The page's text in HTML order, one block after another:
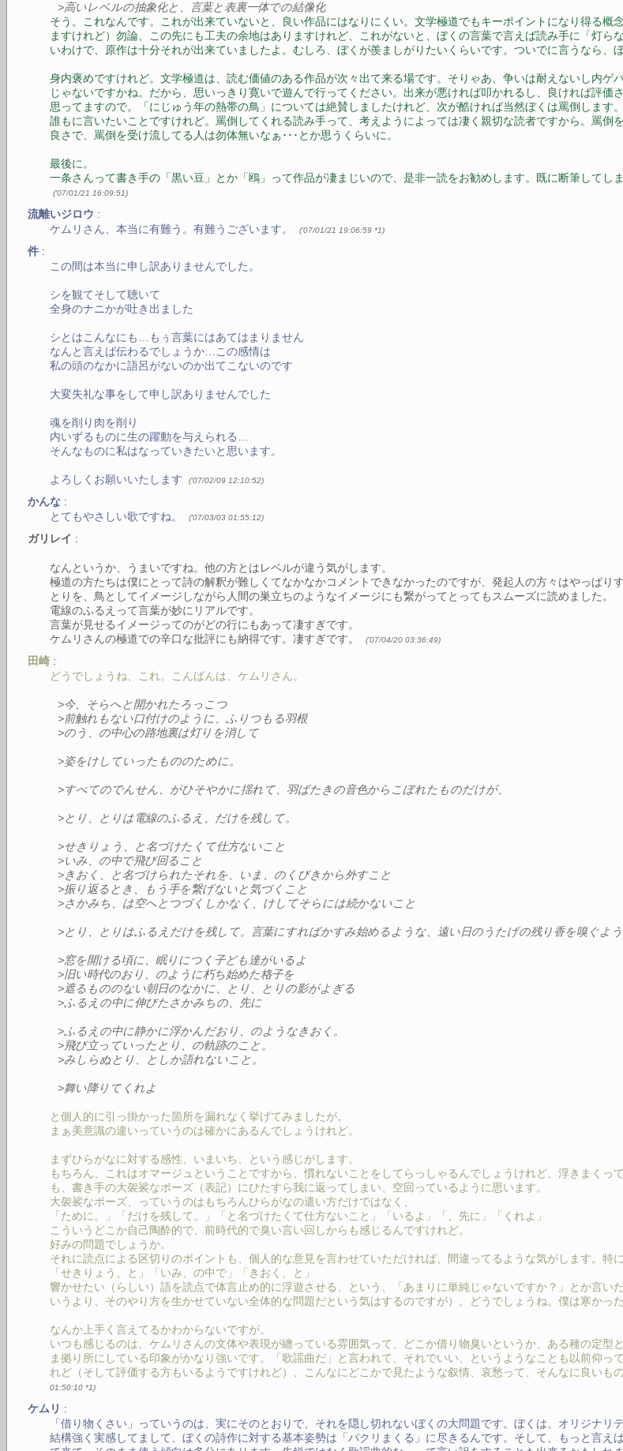
>高いレベルの抽象化と、言葉と表裏一体での結像化
そう。これなんです。これが出来ていないと、良い作品にはなりにくい。文学極道でもキーポイントになり得る概
ますけれど）勿論、この先にも工夫の余地はありますけれど、これがないと、ぼくの言葉で言えば読み手に「灯ら
いわけで、原作は十分それが出来ていましたよ。むしろ、ぼくが羨ましがりたいくらいです。ついでに言うなら、
身内褒めですけれど。文学極道は、読む価値のある作品が次々出て来る場です。そりゃあ、争いは耐えないし内ゲ
じゃないですかね。だから、思いっきり寛いで遊んで行ってください。出来が悪ければ叩かれるし、良ければ評価
思ってますので。「にじゅう年の熱帯の鳥」については絶賛しましたけれど、次が酷ければ当然ぼくは罵倒します
誰もに言いたいことですけれど。罵倒してくれる読み手って、考えようによっては凄く親切な読者ですから。罵倒
良さで、罵倒を受け流してる人は勿体無いなぁ･･･とか思うくらいに。
最後に。
一条さんって書き手の「黒い豆」とか「鴎」って作品が凄まじいので、是非一読をお勧めします。既に断筆してし
('07/01/21 16:09:51 )
流離いジロウ :
ケムリさん、本当に有難う。有難うございます。('07/01/21 19:06:59 *1 )
件 :
この間は本当に申し訳ありませんでした。
シを観てそして聴いて
全身のナニかが吐き出ました
シとはこんなにも…もぅ言葉にはあてはまりません
なんと言えば伝わるでしょうか…この感情は
私の頭のなかに語呂がないのか出てこないのです
大変失礼な事をして申し訳ありませんでした
魂を削り肉を削り
内いずるものに生の躍動を与えられる…
そんなものに私はなっていきたいと思います。
よろしくお願いいたします('07/02/09 12:10:52)
かんな :
とてもやさしい歌ですね。('07/03/03 01:55:12)
ガリレイ :
なんというか、うまいですね。他の方とはレベルが違う気がします。
極道の方たちは僕にとって詩の解釈が難しくてなかなかコメントできなかったのですが、発起人の方々はやっぱり
とりを、鳥としてイメージしながら人間の巣立ちのようなイメージにも繋がってとってもスムーズに読めました。
電線のふるえって言葉が妙にリアルです。
言葉が見せるイメージってのがどの行にもあって凄すぎです。
ケムリさんの極道での辛口な批評にも納得です。凄すぎです。('07/04/20 03:36:49)
田崎 :
どうでしょうね、これ。こんばんは、ケムリさん。
>今、そらへと開かれたろっこつ
>前触れもない口付けのように、ふりつもる羽根
>のう、の中心の路地裏は灯りを消して
>姿をけしていったもののために。
>すべてのでんせん、がひそやかに揺れて、羽ばたきの音色からこぼれたものだけが、
>とり、とりは電線のふるえ、だけを残して。
>せきりょう、と名づけたくて仕方ないこと
>いみ、の中で飛び回ること
>きおく、と名づけられたそれを、いま、のくびきから外すこと
>振り返るとき、もう手を繋げないと気づくこと
>さかみち、は空へとつづくしかなく、けしてそらには続かないこと
>とり、とりはふるえだけを残して。言葉にすればかすみ始めるような、遠い日のうたげの残り香を嗅ぐよ
>窓を開ける頃に、眠りにつく子ども達がいるよ
>旧い時代のおり、のように朽ち始めた格子を
>遮るもののない朝日のなかに、とり、とりの影がよぎる
>ふるえの中に伸びたさかみちの、先に
>ふるえの中に静かに浮かんだおり、のようなきおく。
>飛び立っていったとり、の軌跡のこと。
>みしらぬとり、としか語れないこと。
>舞い降りてくれよ
と個人的に引っ掛かった箇所を漏れなく挙げてみましたが。
まぁ美意識の違いっていうのは確かにあるんでしょうけれど。
まずひらがなに対する感性、いまいち、という感じがします。
もちろん、これはオマージュということですから、慣れないことをしてらっしゃるんでしょうけれど、浮きまく
も、書き手の大袈裟なポーズ（表記）にひたすら我に返ってしまい、空回っているように思います。
大袈裟なポーズ、っていうのはもちろんひらがなの遣い方だけではなく、
「ために。」「だけを残して。」「と名づけたくて仕方ないこと」「いるよ」「、先に」「くれよ」
こういうどこか自己陶酔的で、前時代的で臭い言い回しからも感じるんですけれど。
好みの問題でしょうか。
それに読点による区切りのポイントも、個人的な意見を言わせていただければ、間違ってるような気がします。特
「せきりょう、と」「いみ、の中で」「きおく、と」
響かせたい（らしい）語を読点で体言止め的に浮遊させる、という、「あまりに単純じゃないですか？」とか言い
いうより、そのやり方を生かせていない全体的な問題だという気はするのですが）。どうでしょうね。僕は寒かった
なんか上手く言えてるかわからないですが。
いつも感じるのは、ケムリさんの文体や表現が纏っている雰囲気って、どこか借り物臭いというか、ある種の定型
ま拠り所にしている印象がかなり強いです。「歌謡曲だ」と言われて、それでいい、というようなことも以前仰っ
れど（そして評価する方もいるようですけれど）、こんなにどこかで見たような叙情、哀愁って、そんなに良い
01:50:10 *1 )
ケムリ :
「借り物くさい」っていうのは、実にそのとおりで、それを隠し切れないぼくの大問題です。ぼくは、オリジナリ
結構強く実感してまして、ぼくの詩作に対する基本姿勢は「パクリまくる」に尽きるんです。そして、もっと言え